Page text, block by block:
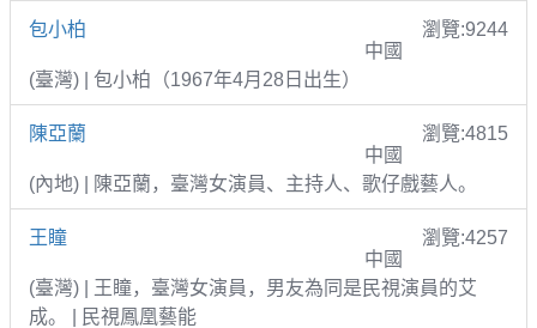
包小柏
瀏覽:9244
中國
(臺灣) | 包小柏（1967年4月28日出生）
陳亞蘭
瀏覽:4815
中國
(內地) | 陳亞蘭，臺灣女演員、主持人、歌仔戲藝人。
王瞳
瀏覽:4257
中國
(臺灣) | 王瞳，臺灣女演員，男友為同是民視演員的艾
成。 | 民視鳳凰藝能